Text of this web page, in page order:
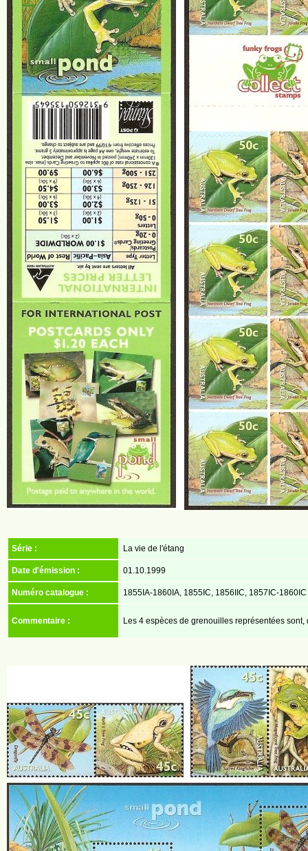
Série : La vie de l'étang
Date d'émission : 01.10.1999
Numéro catalogue : 1855IA-1860IA, 1855IC, 1856IIC, 1857IC-
Commentaire : Les 4 espèces de grenouilles représentées